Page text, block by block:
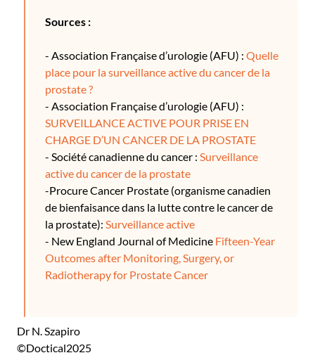
Sources :
- Association Française d’urologie (AFU) : Quelle
place pour la surveillance active du cancer de la
prostate ?
- Association Française d’urologie (AFU) :
SURVEILLANCE ACTIVE POUR PRISE EN
CHARGE D’UN CANCER DE LA PROSTATE
- Société canadienne du cancer : Surveillance
active du cancer de la prostate
-Procure Cancer Prostate (organisme canadien
de bienfaisance dans la lutte contre le cancer de
la prostate): Surveillance active
- New England Journal of Medicine Fifteen-Year
Outcomes after Monitoring, Surgery, or
Radiotherapy for Prostate Cancer
Dr N. Szapiro
©Doctical2025